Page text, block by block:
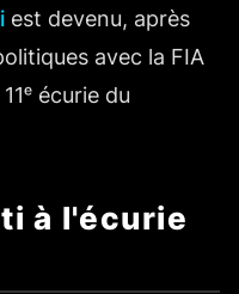
est devenu, après
avec la FIA
écurie du
à l'écurie